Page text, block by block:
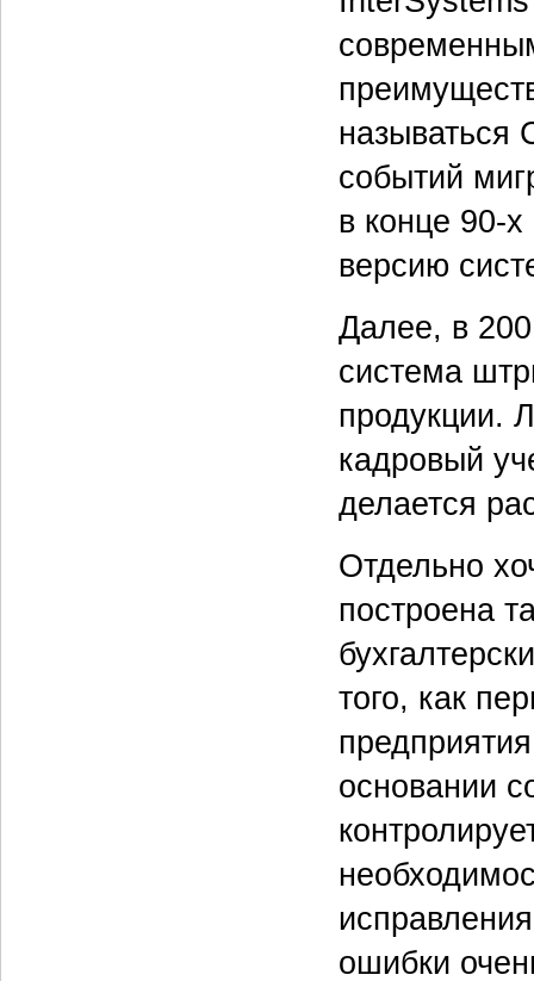
называться
событий
в конце 90-
версию
Далее, в
система
продукции.
кадровый
делается
Отдельно
построена
того, как
основании
ошибки